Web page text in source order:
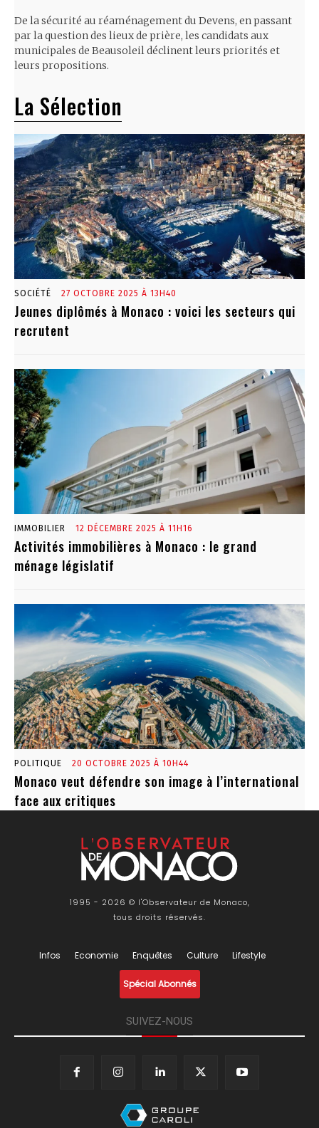
De la sécurité au réaménagement du Devens, en passant
par la question des lieux de prière, les candidats aux
municipales de Beausoleil déclinent leurs priorités et
leurs propositions.
La Sélection
SOCIÉTÉ 27 OCTOBRE 2025 À 13H40
Jeunes diplômés à Monaco : voici les secteurs qui
recrutent
IMMOBILIER 12 DÉCEMBRE 2025 À 11H16
Activités immobilières à Monaco : le grand
ménage législatif
POLITIQUE 20 OCTOBRE 2025 À 10H44
Monaco veut défendre son image à l’international
face aux critiques
1995 - 2026 © l'Observateur de Monaco,
tous droits réservés.
Infos Economie Enquêtes Culture Lifestyle
Spécial Abonnés
SUIVEZ-NOUS